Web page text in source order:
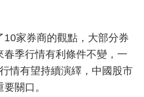
家券商的觀點，大部分券
春季行情有利條件不變，一
情有望持續演繹，中國股市
關口。